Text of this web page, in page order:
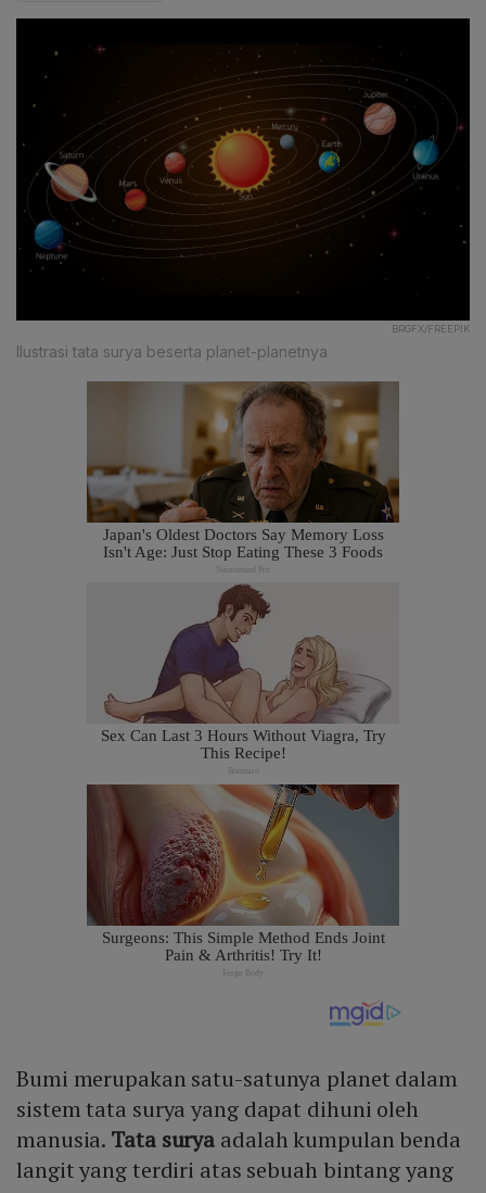
BRGFX/FREEPIK
Ilustrasi tata surya beserta planet-planetnya
Bumi merupakan satu-satunya planet dalam
sistem tata surya yang dapat dihuni oleh
manusia. Tata surya adalah kumpulan benda
langit yang terdiri atas sebuah bintang yang